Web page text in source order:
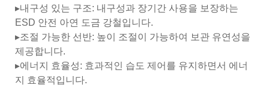
▸내구성 있는 구조: 내구성과 장기간 사용을 보장하는
ESD 안전 아연 도금 강철입니다.
▸조절 가능한 선반: 높이 조절이 가능하여 보관 유연성을
제공합니다.
▸에너지 효율성: 효과적인 습도 제어를 유지하면서 에너
지 효율적입니다.